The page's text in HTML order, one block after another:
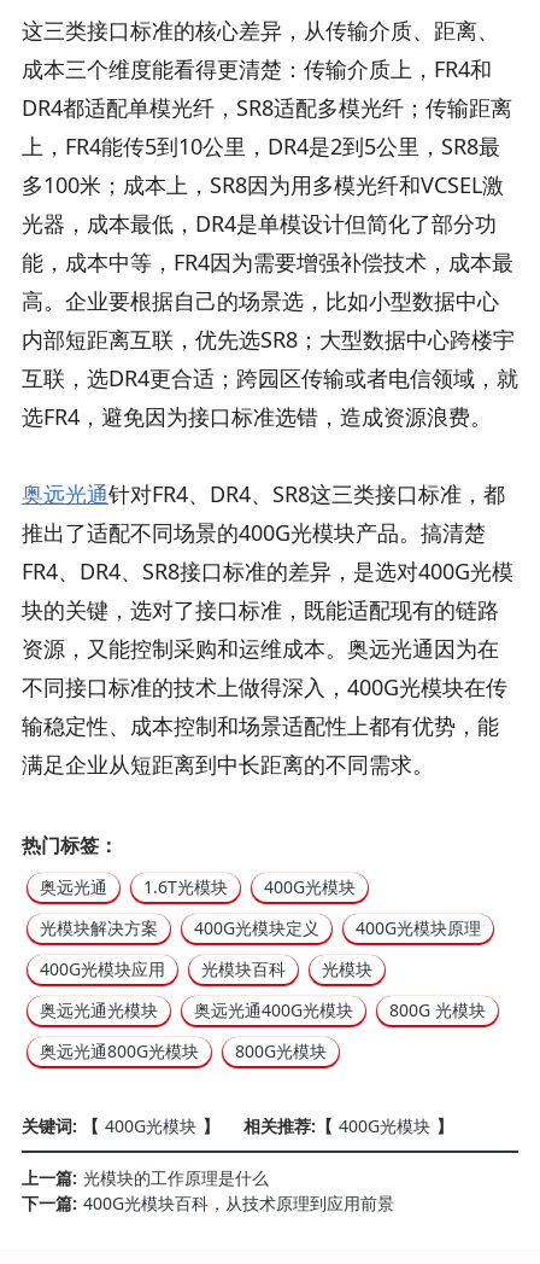
热门标签：
奥远光通 1.6T光模块
400G光模块
光模块解决方案
400G光模块定义
400G光模块原理
400G光模块应用
光模块百科
光模块
奥远光通光模块
奥远光通400G光模块
800G 光模块
奥远光通800G光模块
800G光模块
这三类接口标准的核心差异，从传输介质、距离、
成本三个维度能看得更清楚：传输介质上，FR4和
DR4都适配单模光纤，SR8适配多模光纤；传输距离
上，FR4能传5到10公里，DR4是2到5公里，SR8最
多100米；成本上，SR8因为用多模光纤和VCSEL激
光器，成本最低，DR4是单模设计但简化了部分功
能，成本中等，FR4因为需要增强补偿技术，成本最
高。企业要根据自己的场景选，比如小型数据中心
内部短距离互联，优先选SR8；大型数据中心跨楼宇
互联，选DR4更合适；跨园区传输或者电信领域，就
选FR4，避免因为接口标准选错，造成资源浪费。​
奥远光通针对FR4、DR4、SR8这三类接口标准，都
推出了适配不同场景的400G光模块产品。搞清楚
FR4、DR4、SR8接口标准的差异，是选对400G光模
块的关键，选对了接口标准，既能适配现有的链路
资源，又能控制采购和运维成本。奥远光通因为在
不同接口标准的技术上做得深入，400G光模块在传
输稳定性、成本控制和场景适配性上都有优势，能
满足企业从短距离到中长距离的不同需求。
关键词: 【 400G光模块 】 相关推荐:【 400G光模块 】
上一篇: 光模块的工作原理是什么
下一篇: 400G光模块百科，从技术原理到应用前景